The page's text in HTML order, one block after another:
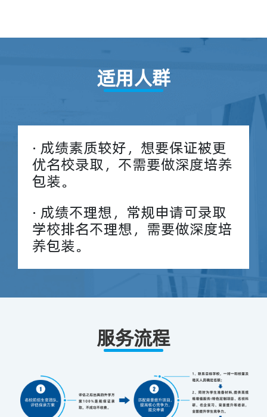
适用人群
· 成绩素质较好，想要保证被更
优名校录取，不需要做深度培养
包装。
· 成绩不理想，常规申请可录取
学校排名不理想，需要做深度培
养包装。
服务流程